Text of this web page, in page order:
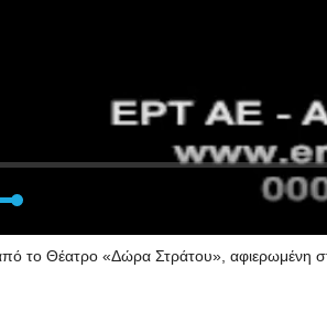
το Θέατρο «Δώρα Στράτου», αφιερωμένη